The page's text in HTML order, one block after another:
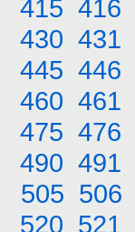
415 416
430 431
445 446
460 461
475 476
490 491
505 506
520 521